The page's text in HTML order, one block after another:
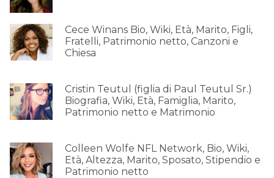
Cece Winans Bio, Wiki, Età, Marito, Figli,
Fratelli, Patrimonio netto, Canzoni e
Chiesa
Cristin Teutul (figlia di Paul Teutul Sr.)
Biografia, Wiki, Età, Famiglia, Marito,
Patrimonio netto e Matrimonio
Colleen Wolfe NFL Network, Bio, Wiki,
Età, Altezza, Marito, Sposato, Stipendio e
Patrimonio netto